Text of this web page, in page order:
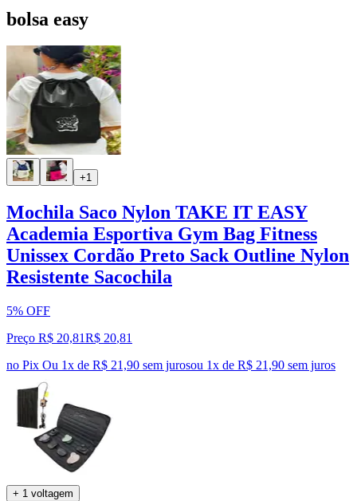
bolsa easy
+1
Mochila Saco Nylon TAKE IT EASY
Academia Esportiva Gym Bag Fitness
Unissex Cordão Preto Sack Outline Nylon
Resistente Sacochila
5% OFF
Preço R$ 20,81R$ 20,81
no Pix Ou 1x de R$ 21,90 sem jurosou 1x de R$ 21,90 sem juros
+ 1 voltagem